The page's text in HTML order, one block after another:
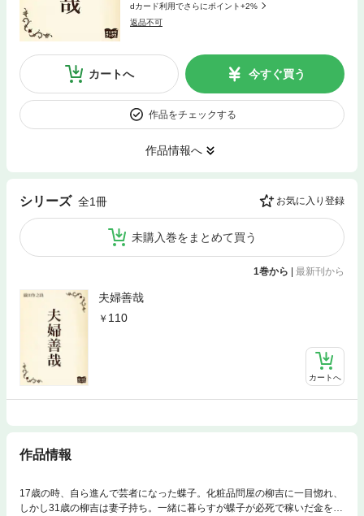
dカード利用でさらにポイント+2%
返品不可
カートへ 今すぐ買う
作品をチェックする
作品情報へ
シリーズ 全1冊 お気に入り登録
未購入巻をまとめて買う
1巻から | 最新刊から
夫婦善哉
110
カートへ
作品情報
17歳の時、自ら進んで芸者になった蝶子。化粧品問屋の柳吉に一目惚れ、
しかし31歳の柳吉は妻子持ち。一緒に暮らすが蝶子が必死で稼いだ金を柳